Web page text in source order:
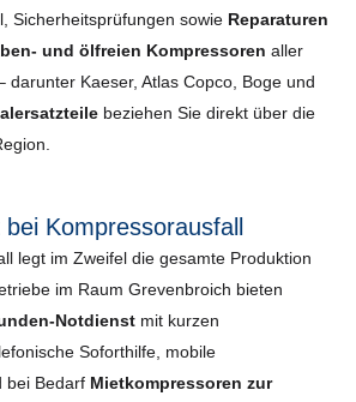
Sicherheits­prüfungen sowie Reparaturen
und ölfreien Kompressoren aller
darunter Kaeser, Atlas Copco, Boge und
beziehen Sie direkt über die
Kompressorausfall
legt im Zweifel die gesamte Produktion
im Raum Grevenbroich bieten
Notdienst mit kurzen
Soforthilfe, mobile
bei Bedarf Mietkompressoren zur